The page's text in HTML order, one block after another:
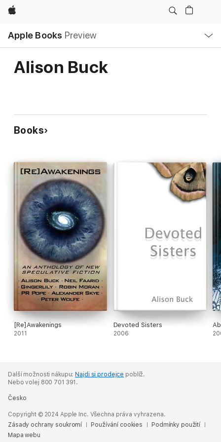
Apple
Apple Books Preview
Nav
Open
Menu
Alison Buck
Books
[Re]Awakenings
2011
Devoted Sisters
2006
Další možnosti nákupu:Najdi si prodejce poblíž.
Nebo volej 800 701 391.
Česko
Copyright © 2024 Apple Inc. Všechna práva vyhrazena.
Zásady ochrany soukromí
Používání cookies
Podmínky použití
Mapa webu